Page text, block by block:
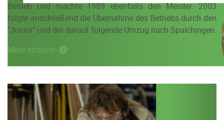
Betrieb und machte 1989 ebenfalls den Meister. 2003
folgte anschließend die Übernahme des Betriebs durch den
"Junior" und der darauf folgende Umzug nach Spaichingen.
Mehr erfahren